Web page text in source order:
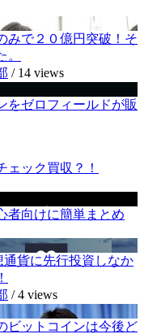
みで２０億円突破！そ
/ 14 views
をゼロフィールドが販
ェック買収？！
者向けに簡単まとめ
貨に先行投資しなか
/4 views
ビットコインは今後ど